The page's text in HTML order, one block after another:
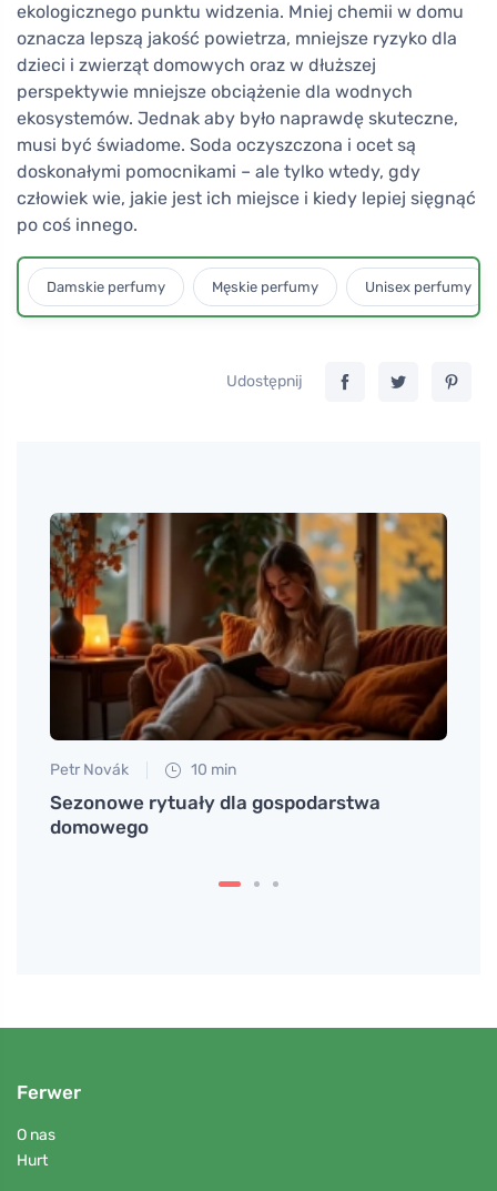
ekologicznego punktu widzenia. Mniej chemii w domu
oznacza lepszą jakość powietrza, mniejsze ryzyko dla
dzieci i zwierząt domowych oraz w dłuższej
perspektywie mniejsze obciążenie dla wodnych
ekosystemów. Jednak aby było naprawdę skuteczne,
musi być świadome. Soda oczyszczona i ocet są
doskonałymi pomocnikami – ale tylko wtedy, gdy
człowiek wie, jakie jest ich miejsce i kiedy lepiej sięgnąć
po coś innego.
Damskie perfumy Męskie perfumy Unisex perfumy
Udostępnij
Petr Novák 10 min
Sezonowe rytuały dla gospodarstwa
domowego
Ferwer
O nas
Hurt